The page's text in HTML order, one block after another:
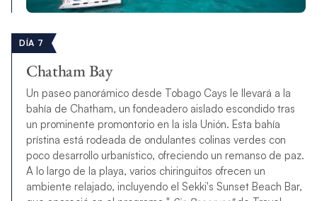
DÍA 7
Chatham Bay
Un paseo panorámico desde Tobago Cays le llevará a la
bahía de Chatham, un fondeadero aislado escondido tras
un prominente promontorio en la isla Unión. Esta bahía
prístina está rodeada de ondulantes colinas verdes con
poco desarrollo urbanístico, ofreciendo un remanso de paz.
A lo largo de la playa, varios chiringuitos ofrecen un
ambiente relajado, incluyendo el Sekki's Sunset Beach Bar,